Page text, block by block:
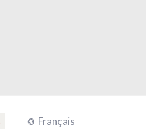
Français